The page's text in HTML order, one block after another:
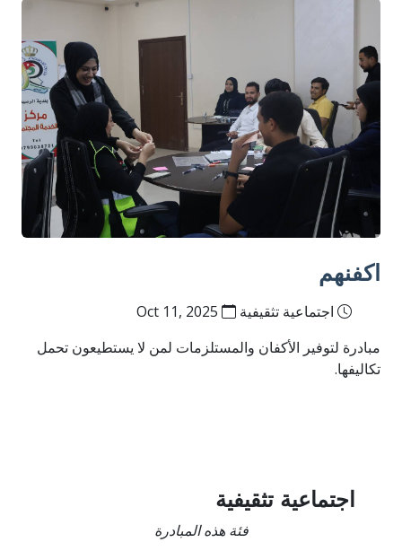
اكفنهم
اجتماعية تثقيفية
مبادرة لتوفير الأكفان والمستلزمات لمن لا يستطيعون تحمل
تكاليفها.
اجتماعية تثقيفية
فئة هذه المبادرة